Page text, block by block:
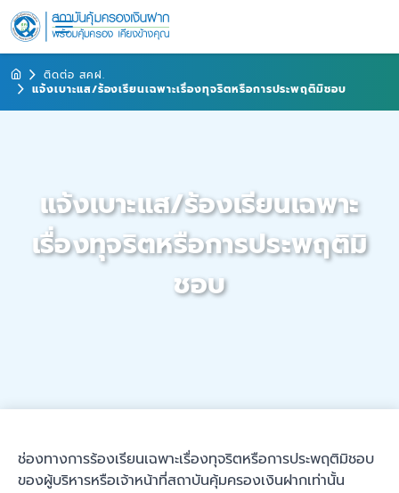
ติดต่อ สคฝ.
แจ้งเบาะแส/ร้องเรียนเฉพาะเรื่องทุจริตหรือการประพฤติมิชอบ
แจ้งเบาะแส/ร้องเรียนเฉพาะ
เรื่องทุจริตหรือการประพฤติมิ
ชอบ
ช่องทางการร้องเรียนเฉพาะเรื่องทุจริตหรือการประพฤติมิชอบ
ของผู้บริหารหรือเจ้าหน้าที่สถาบันคุ้มครองเงินฝากเท่านั้น